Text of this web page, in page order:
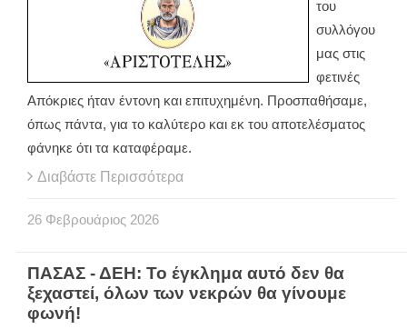
του
συλλόγου
μας στις
φετινές
Απόκριες ήταν έντονη και επιτυχημένη. Προσπαθήσαμε,
όπως πάντα, για το καλύτερο και εκ του αποτελέσματος
φάνηκε ότι τα καταφέραμε.
Διαβάστε Περισσότερα
26 Φεβρουάριος 2026
ΠΑΣΑΣ - ΔΕΗ: Το έγκλημα αυτό δεν θα
ξεχαστεί, όλων των νεκρών θα γίνουμε
φωνή!